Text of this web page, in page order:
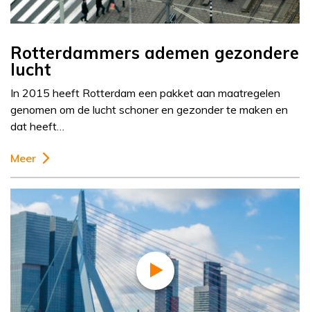
Rotterdammers ademen gezondere
lucht
In 2015 heeft Rotterdam een pakket aan maatregelen
genomen om de lucht schoner en gezonder te maken en
dat heeft…
Meer